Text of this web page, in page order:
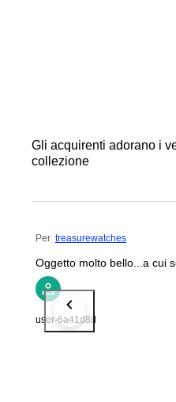
Gli acquirenti adorano i
collezione
Per treasurewatches
Oggetto molto bello...a cui
user-6a41d8d